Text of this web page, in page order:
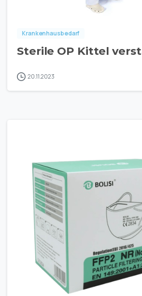
Krankenhausbedarf
Sterile OP Kittel
20.11.2023